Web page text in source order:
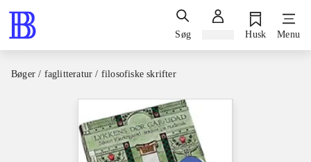
Søg Husk Menu
Bøger / faglitteratur / filosofiske skrifter